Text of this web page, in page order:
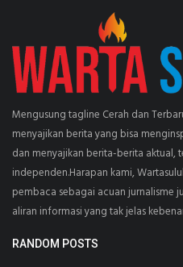
Mengusung tagline Cerah dan
menyajikan berita yang bisa
dan menyajikan berita-berita aktual,
independen.Harapan kami,
pembaca sebagai acuan jurnalisme
aliran informasi yang tak jelas
RANDOM POSTS